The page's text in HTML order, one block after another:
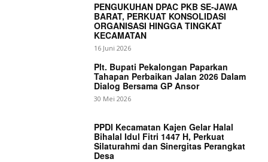
PENGUKUHAN DPAC PKB SE-JAWA
BARAT, PERKUAT KONSOLIDASI
ORGANISASI HINGGA TINGKAT
KECAMATAN
16 Juni 2026
Plt. Bupati Pekalongan Paparkan
Tahapan Perbaikan Jalan 2026 Dalam
Dialog Bersama GP Ansor
30 Mei 2026
PPDI Kecamatan Kajen Gelar Halal
Bihalal Idul Fitri 1447 H, Perkuat
Silaturahmi dan Sinergitas Perangkat
Desa